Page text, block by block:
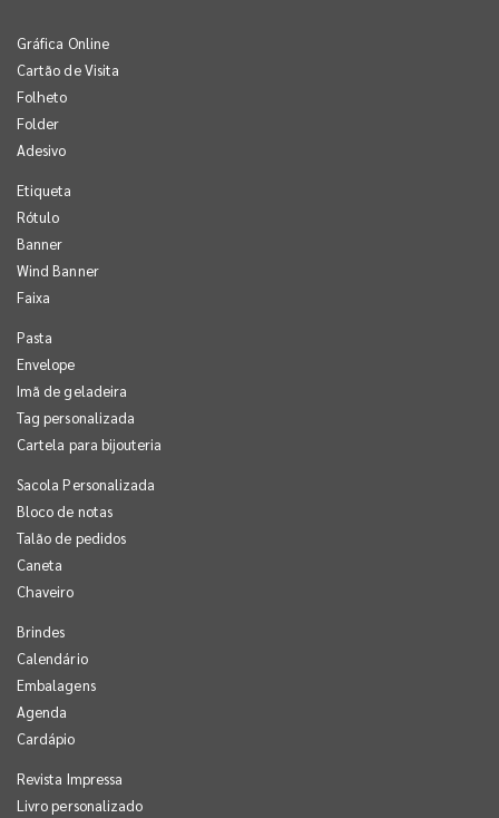
Gráfica Online
Cartão de Visita
Folheto
Folder
Adesivo
Etiqueta
Rótulo
Banner
Wind Banner
Faixa
Pasta
Envelope
Imã de geladeira
Tag personalizada
Cartela para bijouteria
Sacola Personalizada
Bloco de notas
Talão de pedidos
Caneta
Chaveiro
Brindes
Calendário
Embalagens
Agenda
Cardápio
Revista Impressa
Livro personalizado